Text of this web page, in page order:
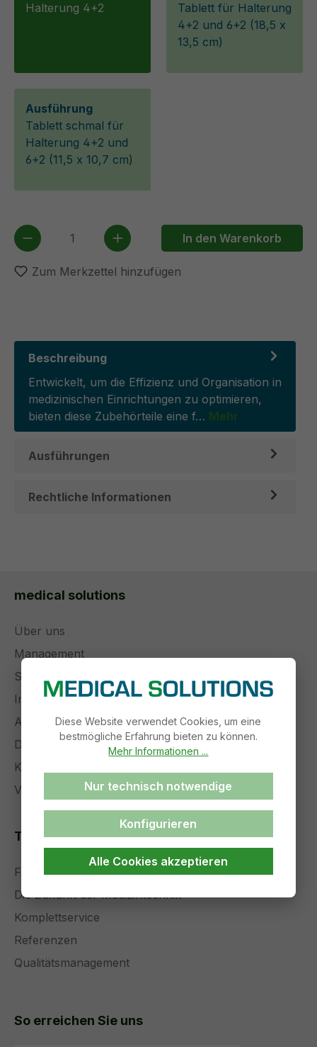
Halterung 4+2
Tablett für Halterung
4+2 und 6+2 (18,5 x
13,5 cm)
Ausführung
Tablett schmal für
Halterung 4+2 und
6+2 (11,5 x 10,7 cm)
Produkt Anzahl: Gib den gewünschten
In den Warenkorb
Zum Merkzettel hinzufügen
Beschreibung
Entwickelt, um die Effizienz und Organisation in
medizinischen Einrichtungen zu optimieren,
bieten diese Zubehörteile eine f… Mehr
Ausführungen
Rechtliche Informationen
medical solutions
Über uns
Management
Stellenangebote
Impressum
AGB
Datenschutz
Kontakt
Versand und Zahlung
Themenseiten
Forschung und Entwicklung
Die Zukunft der Medizintechnik
Komplettservice
Referenzen
Qualitätsmanagement
So erreichen Sie uns
Diese Website verwendet Cookies, um eine
bestmögliche Erfahrung bieten zu können.
Mehr Informationen ...
Nur technisch notwendige
Konfigurieren
Alle Cookies akzeptieren